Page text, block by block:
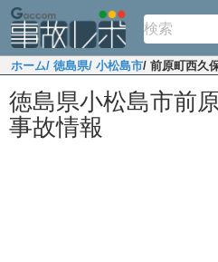
ホーム/ 徳島県/ 小松島市/ 前原町西久
徳島県小松島市前
事故情報